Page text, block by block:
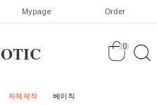
Mypage Order
0
자체제작 베이직